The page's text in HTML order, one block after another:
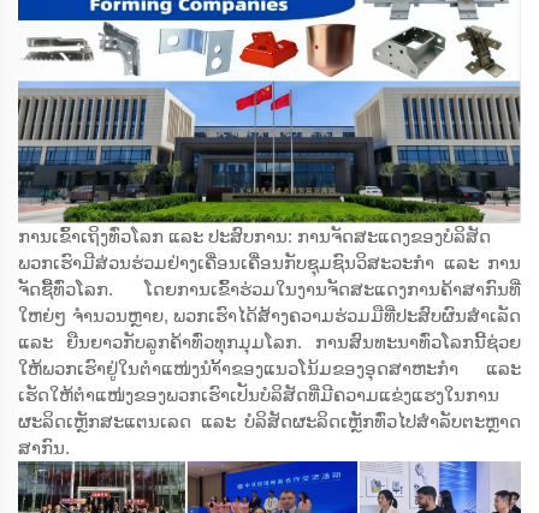
ການເຂົ້າເຖິງທົ່ວໂລກ ແລະ ປະສົບການ: ການຈັດສະແດງຂອງບໍລິສັດ
ພວກເຮົາມີສ່ວນຮ່ວມຢ່າງເຄື່ອນເຄື່ອນກັບຊຸມຊົນວິສະວະກຳ ແລະ ການ
ຈັດຊື້ທົ່ວໂລກ. ໂດຍການເຂົ້າຮ່ວມໃນງານຈັດສະແດງການຄ້າສາກົນທີ່
ໃຫຍ່ໆ ຈຳນວນຫຼາຍ, ພວກເຮົາໄດ້ສ້າງຄວາມຮ່ວມມືທີ່ປະສົບຜົນສຳເລັດ
ແລະ ຍືນຍາວກັບລູກຄ້າທົ່ວທຸກມຸມໂລກ. ການສົນທະນາທົ່ວໂລກນີ້ຊ່ວຍ
ໃຫ້ພວກເຮົາຢູ່ໃນຕຳແໜ່ງນຳ້້າຂອງແນວໂນ້ມຂອງອຸດສາຫະກຳ ແລະ
ເຮັດໃຫ້ຕຳແໜ່ງຂອງພວກເຮົາເປັນບໍລິສັດທີ່ມີຄວາມແຂ່ງແຮງໃນການ
ຜະລິດເຫຼັກສະແຕນເລດ ແລະ ບໍລິສັດຜະລິດເຫຼັກທົ່ວໄປສຳລັບຕະຫຼາດ
ສາກົນ.